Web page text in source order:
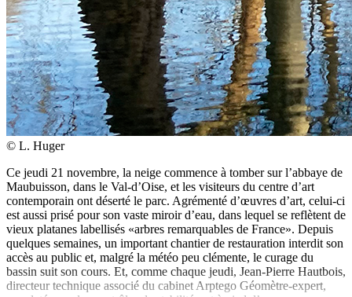
© L. Huger
Ce jeudi 21 novembre, la neige commence à tomber sur l’abbaye de
Maubuisson, dans le Val-d’Oise, et les visiteurs du centre d’art
contemporain ont déserté le parc. Agrémenté d’œuvres d’art, celui-ci
est aussi prisé pour son vaste miroir d’eau, dans lequel se reflètent de
vieux platanes labellisés «arbres remarquables de France». Depuis
quelques semaines, un important chantier de restauration interdit son
accès au public et, malgré la météo peu clémente, le curage du
bassin suit son cours. Et, comme chaque jeudi, Jean-Pierre Hautbois,
directeur technique associé du cabinet Arptego Géomètre-expert,